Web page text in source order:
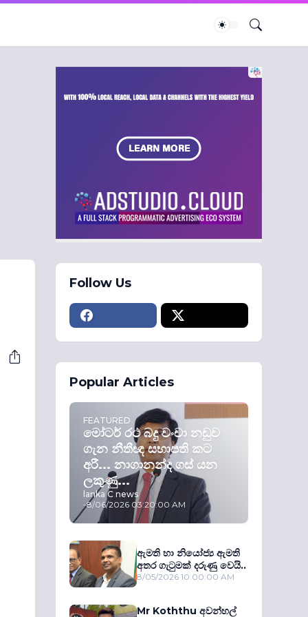
Follow Us
Popular Articles
FEATURED
මෝටර් රථ බදු වංචා නඩුව
ගැන නීතීඥ සභාපති කට
අරී... නාගානන්ද ගස් යන
ලකුණු...
lanka C news
-8/06/2026 03:20:00 AM
ඇමති හා නියෝජ්‍ය ඇමති
අතර ගැටුමක් දරුණු වෙයි..
8/05/2026 10:00:00 AM
Mr Koththu අවන්හල්